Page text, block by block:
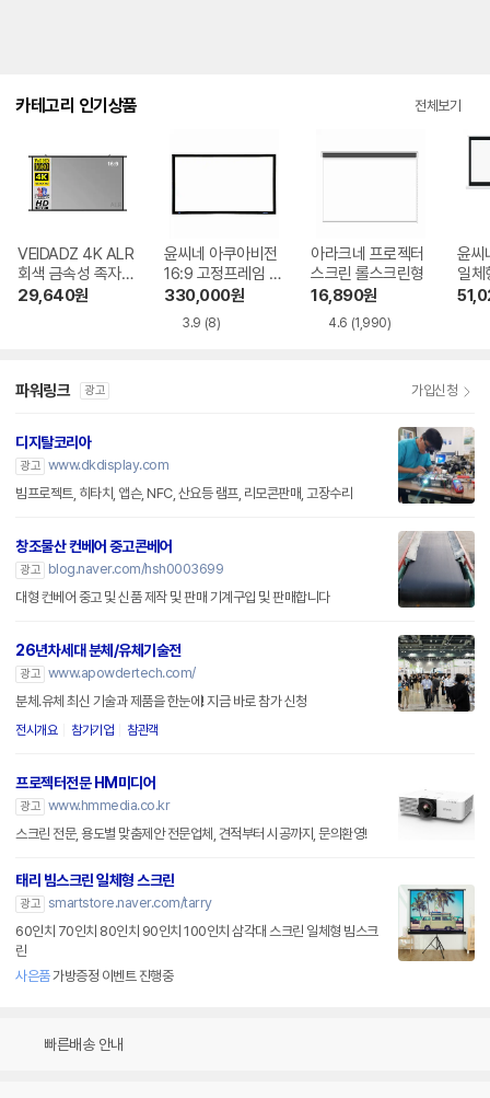
카테고리 인기상품 전체보기
VEIDADZ 4K ALR
회색 금속성 족자형
빔프로젝터 스크린
29,640원
윤씨네 아쿠아비전
16:9 고정프레임 스
크린 SA-FH 시리
즈 시네비젼원단
330,000원
3.9 (8)
아라크네 프로젝터
스크린 롤스크린형
16,890원
4.6 (1,990)
윤씨
일체
-SH
파워링크 광고 가입신청
디지탈코리아
광고 www.dkdisplay.com
빔프로젝트, 히타치, 앱슨, NFC, 산요등 램프, 리모콘판매, 고장수리
창조물산 컨베어 중고콘베어
광고
blog.naver.com/hsh0003699
대형 컨베어 중고 및 신품 제작 및 판매 기계구입 및 판매합니다
26년차세대 분체/유체기술전
광고 www.apowdertech.com/
분체.유체 최신 기술과 제품을 한눈에! 지금 바로 참가 신청
전시개요 참가기업 참관객
프로젝터전문 HM미디어
광고 www.hmmedia.co.kr
스크린 전문, 용도별 맞춤제안 전문업체, 견적부터 시공까지, 문의환영!
태리 빔스크린 일체형 스크린
광고 smartstore.naver.com/tarry
60인치 70인치 80인치 90인치 100인치 삼각대 스크린 일체형 빔스크
린
사은품가방증정 이벤트 진행중
빠른배송 안내